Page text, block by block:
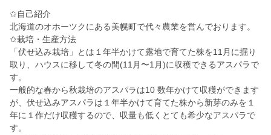
✩自己紹介
北海道のオホーツクにある美幌町で代々農業を営んでおります。
✩栽培・生産方法
「伏せ込み栽培」とは１年半かけて露地で育てた株を11月に掘り
取り、ハウスに移して冬の間(11月〜1月)に収穫できるアスパラで
す。
一般的な春から秋栽培のアスパラは10 数年かけて収穫ができます
が、伏せ込みアスパラは１年半かけて育てた株から新芽のみを１
年に１作だけ収穫するので、収量も低くとても希少なアスパラで
す。